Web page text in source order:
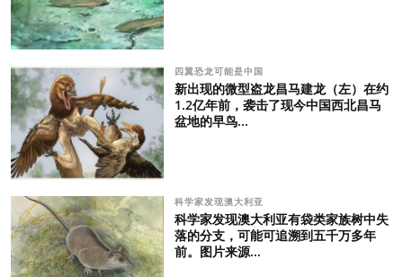
四翼恐龙可能是中国
新出现的微型盗龙昌马建龙（左）在约
1.2亿年前，袭击了现今中国西北昌马
盆地的早鸟...
科学家发现澳大利亚
科学家发现澳大利亚有袋类家族树中失
落的分支，可能可追溯到五千万多年
前。图片来源...